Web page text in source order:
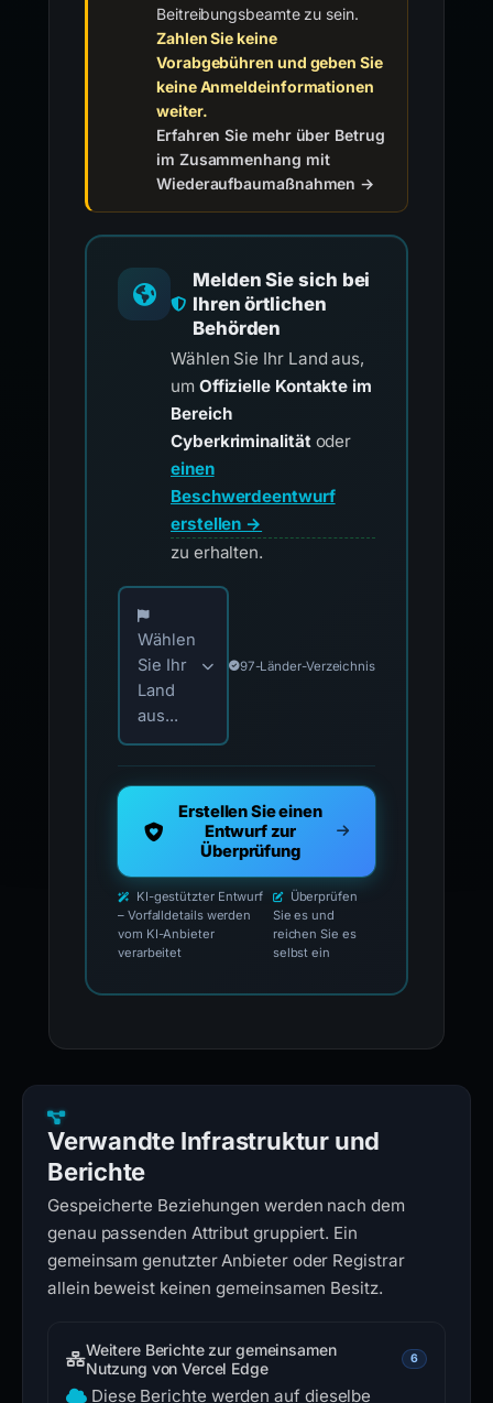
Beitreibungsbeamte zu sein.
Zahlen Sie keine
Vorabgebühren und geben Sie
keine Anmeldeinformationen
weiter.
Erfahren Sie mehr über Betrug
im Zusammenhang mit
Wiederaufbaumaßnahmen →
Melden Sie sich bei
Ihren örtlichen
Behörden
Wählen Sie Ihr Land aus,
um Offizielle Kontakte im
Bereich
Cyberkriminalitätoder
einen
Beschwerdeentwurf
erstellen →
zu erhalten.
Wählen Sie Ihr Land für offizielle
Wählen
Sie Ihr
Land
aus...
97-Länder-Verzeichnis
Erstellen Sie einen
Entwurf zur
Überprüfung
KI-gestützter Entwurf
– Vorfalldetails werden
vom KI-Anbieter
verarbeitet
Überprüfen
Sie es und
reichen Sie es
selbst ein
Verwandte Infrastruktur und
Berichte
Gespeicherte Beziehungen werden nach dem
genau passenden Attribut gruppiert. Ein
gemeinsam genutzter Anbieter oder Registrar
allein beweist keinen gemeinsamen Besitz.
Weitere Berichte zur gemeinsamen
Nutzung von Vercel Edge
6
Diese Berichte werden auf dieselbe